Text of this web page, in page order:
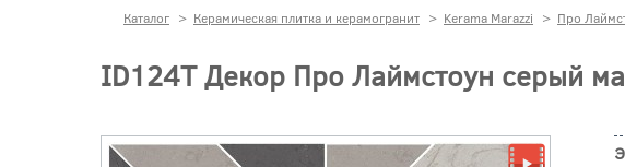
Каталог > Керамическая плитка и керамогранит > Kerama Marazzi > Про
ID124T Декор Про Лаймстоун серый